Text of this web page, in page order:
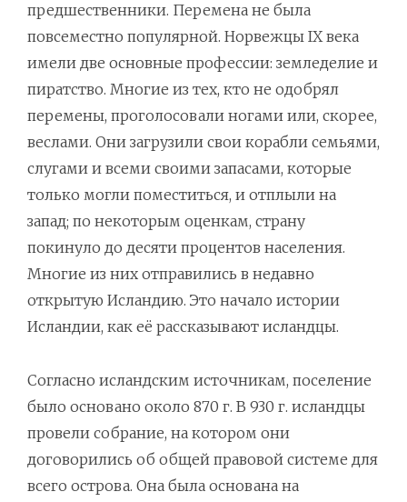
предшественники. Перемена не была
повсеместно популярной. Норвежцы IX века
имели две основные профессии: земледелие и
пиратство. Многие из тех, кто не одобрял
перемены, проголосовали ногами или, скорее,
веслами. Они загрузили свои корабли семьями,
слугами и всеми своими запасами, которые
только могли поместиться, и отплыли на
запад; по некоторым оценкам, страну
покинуло до десяти процентов населения.
Многие из них отправились в недавно
открытую Исландию. Это начало истории
Исландии, как её рассказывают исландцы.
Согласно исландским источникам, поселение
было основано около 870 г. В 930 г. исландцы
провели собрание, на котором они
договорились об общей правовой системе для
всего острова. Она была основана на